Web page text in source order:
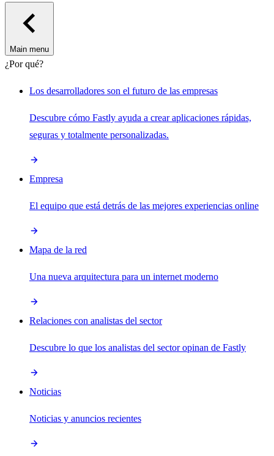
Main menu
¿Por qué?
Los desarrolladores son el futuro de las empresas
Descubre cómo Fastly ayuda a crear aplicaciones rápidas,
seguras y totalmente personalizadas.
Empresa
El equipo que está detrás de las mejores experiencias online
Mapa de la red
Una nueva arquitectura para un internet moderno
Relaciones con analistas del sector
Descubre lo que los analistas del sector opinan de Fastly
Noticias
Noticias y anuncios recientes